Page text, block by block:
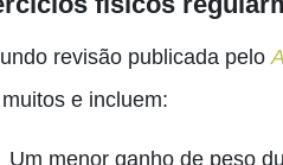
revisão publicada pelo
e incluem:
Um menor ganho de peso